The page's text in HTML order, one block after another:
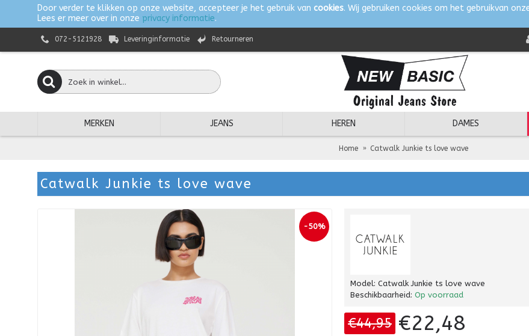
Door verder te klikken op onze website, accepteer je het gebruik van cookies. Wij gebruiken cookies om het gebruikvan
Lees er meer over in onze privacy informatie.
072-5121928 Leveringinformatie Retourneren
MERKEN JEANS HEREN DAMES
Home Catwalk Junkie ts love wave
Catwalk Junkie ts love wave
-50%
Model: Catwalk Junkie ts love wave
Beschikbaarheid: Op voorraad
€44,95 €22,48